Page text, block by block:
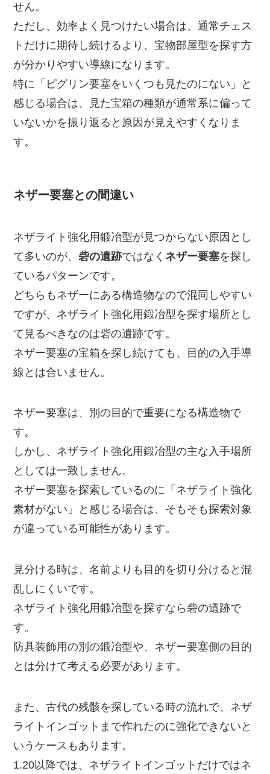
せん。
ただし、効率よく見つけたい場合は、通常チェス
トだけに期待し続けるより、宝物部屋型を探す方
が分かりやすい導線になります。
特に「ピグリン要塞をいくつも見たのにない」と
感じる場合は、見た宝箱の種類が通常系に偏って
いないかを振り返ると原因が見えやすくなりま
す。
ネザー要塞との間違い
ネザライト強化用鍛冶型が見つからない原因とし
て多いのが、砦の遺跡ではなく ネザー要塞を探し
ているパターンです。
どちらもネザーにある構造物なので混同しやすい
ですが、ネザライト強化用鍛冶型を探す場所とし
て見るべきなのは砦の遺跡です。
ネザー要塞の宝箱を探し続けても、目的の入手導
線とは合いません。
ネザー要塞は、別の目的で重要になる構造物で
す。
しかし、ネザライト強化用鍛冶型の主な入手場所
としては一致しません。
ネザー要塞を探索しているのに「ネザライト強化
素材がない」と感じる場合は、そもそも探索対象
が違っている可能性があります。
見分ける時は、名前よりも目的を切り分けると混
乱しにくいです。
ネザライト強化用鍛冶型を探すなら砦の遺跡で
す。
防具装飾用の別の鍛冶型や、ネザー要塞側の目的
とは分けて考える必要があります。
また、古代の残骸を探している時の流れで、ネザ
ライトインゴットまで作れたのに強化できないと
いうケースもあります。
1.20以降では、ネザライトインゴットだけではネ